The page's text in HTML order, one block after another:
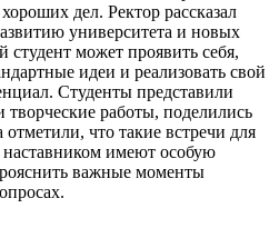
дел. Ректор рассказал
университета и новых
может проявить себя,
идеи и реализовать свой
Студенты представили
работы, поделились
что такие встречи для
имеют особую
важные моменты